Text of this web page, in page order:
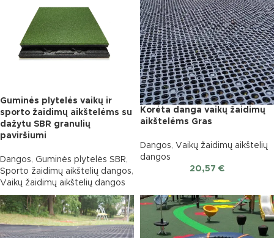
Guminės plytelės vaikų ir
sporto žaidimų aikštelėms su
dažytu SBR granulių
paviršiumi
Dangos, Guminės plytelės SBR,
Sporto žaidimų aikštelių dangos,
Vaikų žaidimų aikštelių dangos
Korėta danga vaikų žaidimų
aikštelėms Gras
Dangos, Vaikų žaidimų aikštelių
dangos
20,57 €